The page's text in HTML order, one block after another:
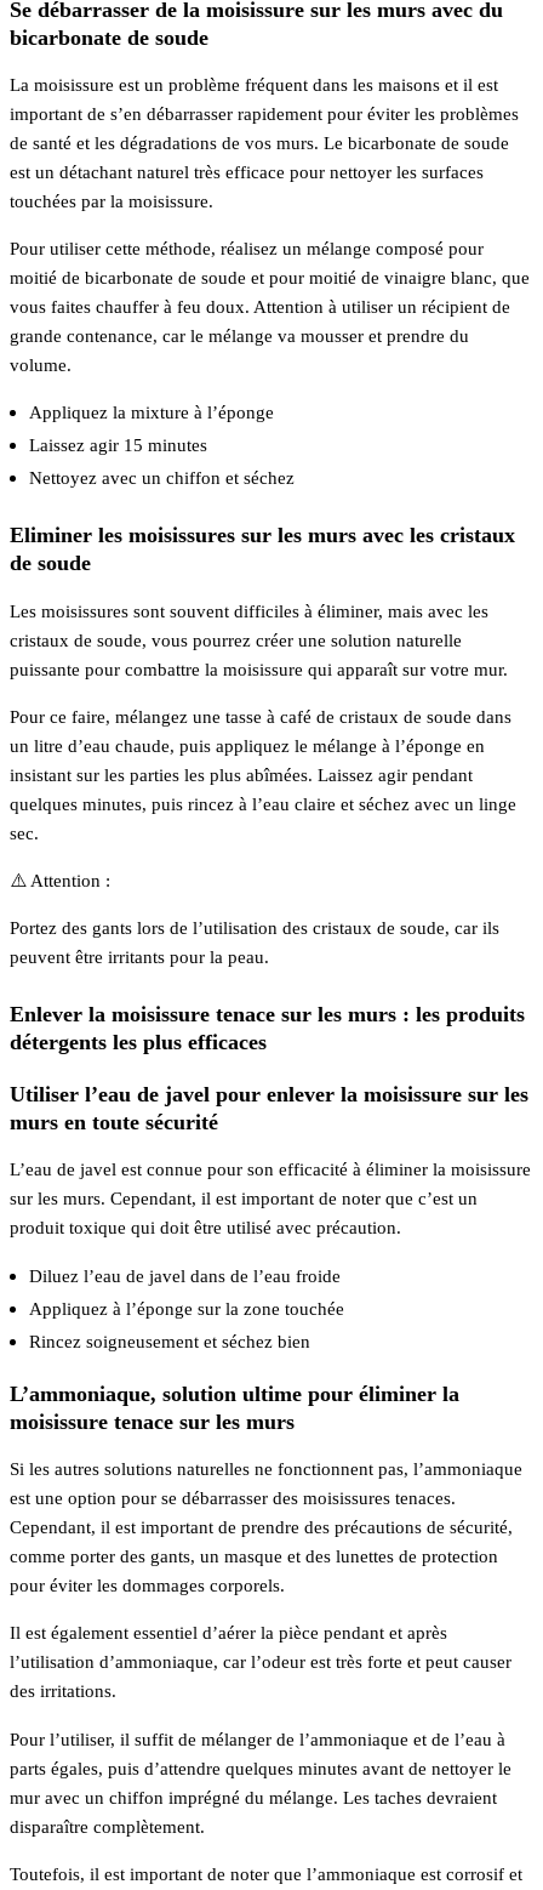
Se débarrasser de la moisissure sur les murs avec du
bicarbonate de soude
La moisissure est un problème fréquent dans les maisons et il est
important de s’en débarrasser rapidement pour éviter les problèmes
de santé et les dégradations de vos murs. Le bicarbonate de soude
est un détachant naturel très efficace pour nettoyer les surfaces
touchées par la moisissure.
Pour utiliser cette méthode, réalisez un mélange composé pour
moitié de bicarbonate de soude et pour moitié de vinaigre blanc, que
vous faites chauffer à feu doux. Attention à utiliser un récipient de
grande contenance, car le mélange va mousser et prendre du
volume.
Appliquez la mixture à l’éponge
Laissez agir 15 minutes
Nettoyez avec un chiffon et séchez
Eliminer les moisissures sur les murs avec les cristaux
de soude
Les moisissures sont souvent difficiles à éliminer, mais avec les
cristaux de soude, vous pourrez créer une solution naturelle
puissante pour combattre la moisissure qui apparaît sur votre mur.
Pour ce faire, mélangez une tasse à café de cristaux de soude dans
un litre d’eau chaude, puis appliquez le mélange à l’éponge en
insistant sur les parties les plus abîmées. Laissez agir pendant
quelques minutes, puis rincez à l’eau claire et séchez avec un linge
sec.
⚠️ Attention :
Portez des gants lors de l’utilisation des cristaux de soude, car ils
peuvent être irritants pour la peau.
Enlever la moisissure tenace sur les murs : les produits
détergents les plus efficaces
Utiliser l’eau de javel pour enlever la moisissure sur les
murs en toute sécurité
L’eau de javel est connue pour son efficacité à éliminer la moisissure
sur les murs. Cependant, il est important de noter que c’est un
produit toxique qui doit être utilisé avec précaution.
Diluez l’eau de javel dans de l’eau froide
Appliquez à l’éponge sur la zone touchée
Rincez soigneusement et séchez bien
L’ammoniaque, solution ultime pour éliminer la
moisissure tenace sur les murs
Si les autres solutions naturelles ne fonctionnent pas, l’ammoniaque
est une option pour se débarrasser des moisissures tenaces.
Cependant, il est important de prendre des précautions de sécurité,
comme porter des gants, un masque et des lunettes de protection
pour éviter les dommages corporels.
Il est également essentiel d’aérer la pièce pendant et après
l’utilisation d’ammoniaque, car l’odeur est très forte et peut causer
des irritations.
Pour l’utiliser, il suffit de mélanger de l’ammoniaque et de l’eau à
parts égales, puis d’attendre quelques minutes avant de nettoyer le
mur avec un chiffon imprégné du mélange. Les taches devraient
disparaître complètement.
Toutefois, il est important de noter que l’ammoniaque est corrosif et